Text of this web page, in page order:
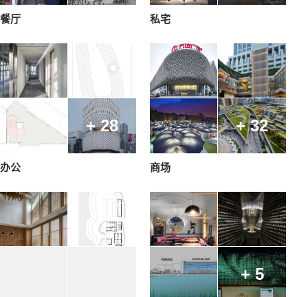
餐厅 私宅
+ 28
办公
+ 32
商场
+ 5